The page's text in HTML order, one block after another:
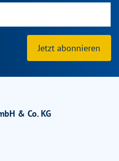
Jetzt abonnieren
& Co. KG